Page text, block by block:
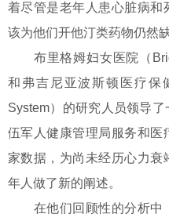
着尽管是老年人患心脏病和
该为他们开他汀类药物仍然
布里格姆妇女医院（
和弗吉尼亚波斯顿医疗保
System）的研究人员领导
伍军人健康管理局服务和医
家数据，为尚未经历心力
年人做了新的阐述。
在他们回顾性的分析中